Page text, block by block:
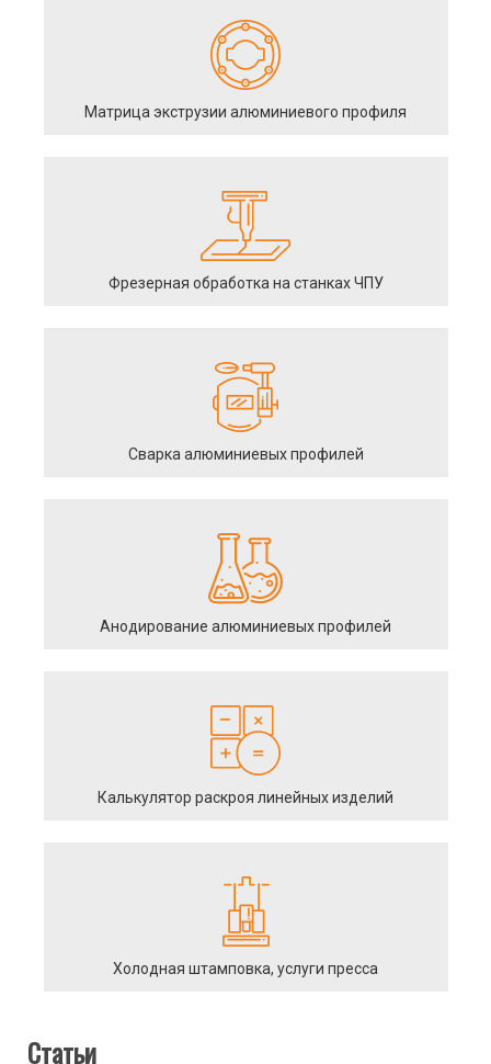
Матрица экструзии алюминиевого профиля
Фрезерная обработка на станках ЧПУ
Сварка алюминиевых профилей
Анодирование алюминиевых профилей
Калькулятор раскроя линейных изделий
Холодная штамповка, услуги пресса
Статьи